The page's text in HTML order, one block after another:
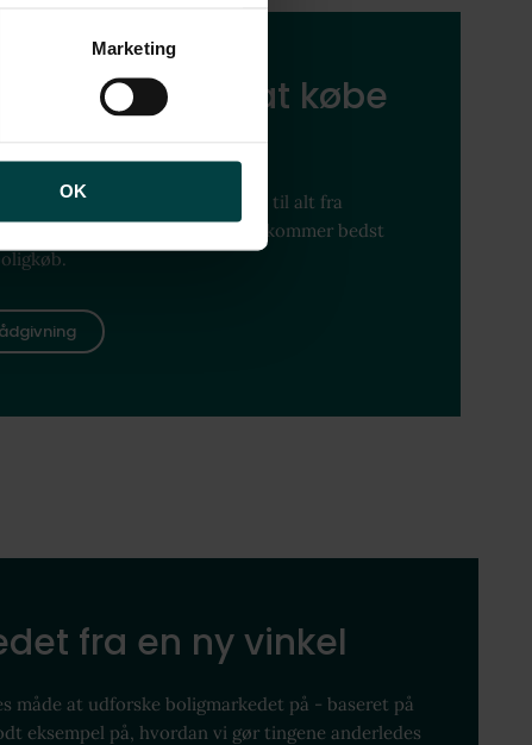
af cookies samt
af personoplysninger
Marketing
OK
for hjælp til at købe
hvor du kan få hjælp til alt fra
og forhandling, så du kommer bedst
fra en ny vinkel
måde at udforske boligmarkedet på - baseret på
eksempel på, hvordan vi gør tingene anderledes